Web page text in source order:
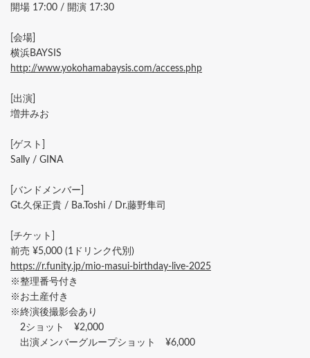
開場 17:00 / 開演 17:30
[会場]
横浜BAYSIS
http://www.yokohamabaysis.com/access.php
[出演]
増井みお
[ゲスト]
Sally / GINA
[バンドメンバー]
Gt.久保正貴 / Ba.Toshi / Dr.藤野隼司
[チケット]
前売 ¥5,000 (1ドリンク代別)
https://r.funity.jp/mio-masui-birthday-live-2025
※整理番号付き
※お土産付き
※終演後撮影会あり
2ショット ¥2,000
出演メンバーグループショット ¥6,000